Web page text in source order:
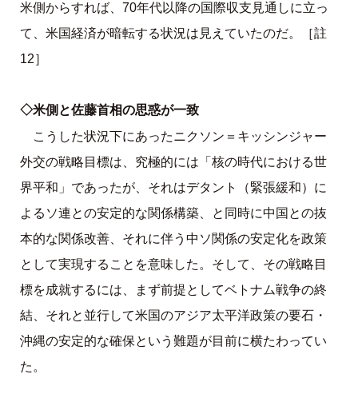
米側からすれば、70年代以降の国際収支見通しに立っ
て、米国経済が暗転する状況は見えていたのだ。［註
12］
◇米側と佐藤首相の思惑が一致
こうした状況下にあったニクソン＝キッシンジャー
外交の戦略目標は、究極的には「核の時代における世
界平和」であったが、それはデタント（緊張緩和）に
よるソ連との安定的な関係構築、と同時に中国との抜
本的な関係改善、それに伴う中ソ関係の安定化を政策
として実現することを意味した。そして、その戦略目
標を成就するには、まず前提としてベトナム戦争の終
結、それと並行して米国のアジア太平洋政策の要石・
沖縄の安定的な確保という難題が目前に横たわってい
た。